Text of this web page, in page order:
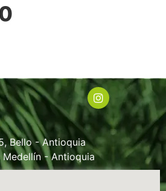
Bello - Antioquia
- Antioquia